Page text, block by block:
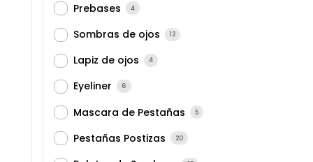
Prebases 4
Sombras de ojos 12
Lapiz de ojos 4
Eyeliner 6
Mascara de Pestañas 5
Pestañas Postizas 20